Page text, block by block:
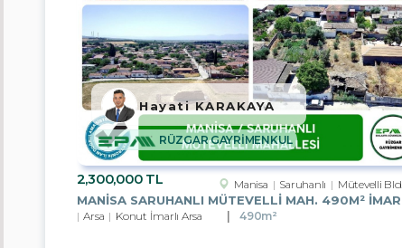
Afyonkarahisar
2,300,000 TL Manisa Saruhanlı Mütevelli Bld.
Arsa Konut İmarlı Arsa 490m²
RÜZGAR GAYRİMENKUL
Hayati KARAKAYA